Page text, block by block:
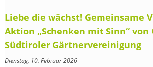
Liebe die wächst! Gemeinsame
Aktion „Schenken mit Sinn“ von
Südtiroler Gärtnervereinigung
Dienstag, 10. Februar 2026